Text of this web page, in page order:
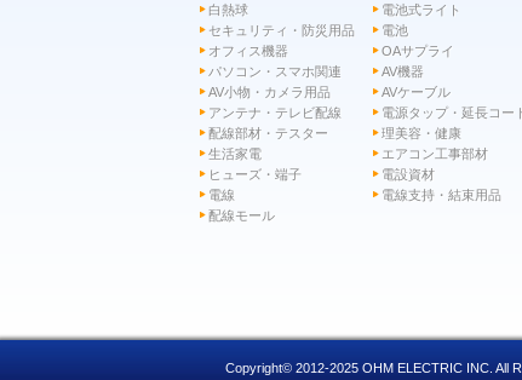
白熱球
電池式ライト
セキュリティ・防災用品
電池
オフィス機器
OAサプライ
パソコン・スマホ関連
AV機器
AV小物・カメラ用品
AVケーブル
アンテナ・テレビ配線
電源タップ・延長コー
配線部材・テスター
理美容・健康
生活家電
エアコン工事部材
ヒューズ・端子
電設資材
電線
電線支持・結束用品
配線モール
Copyright© 2012-2025 OHM ELECTRIC INC. All